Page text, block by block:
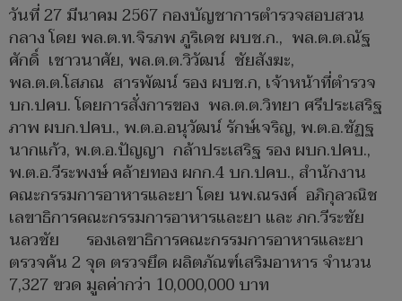
วันที่ 27 มีนาคม 2567 กองบัญชาการตำรวจสอบสวน
กลาง โดย พล.ต.ท.จิรภพ ภูริเดช ผบช.ก., พล.ต.ต.ณัฐ
ศักดิ์ เชาวนาศัย, พล.ต.ต.วิวัฒน์ ชัยสังฆะ,
พล.ต.ต.โสภณ สารพัฒน์ รอง ผบช.ก, เจ้าหน้าที่ตำรวจ
บก.ปคบ. โดยการสั่งการของ พล.ต.ต.วิทยา ศรีประเสริฐ
ภาพ ผบก.ปคบ., พ.ต.อ.อนุวัฒน์ รักษ์เจริญ, พ.ต.อ.ชัฏฐ
นากแก้ว, พ.ต.อ.ปัญญา กล้าประเสริฐ รอง ผบก.ปคบ.,
พ.ต.อ.วีระพงษ์ คล้ายทอง ผกก.4 บก.ปคบ., สำนักงาน
คณะกรรมการอาหารและยา โดย นพ.ณรงค์ อภิกุลวณิช
เลขาธิการคณะกรรมการอาหารและยา และ ภก.วีระชัย
นลวชัย รองเลขาธิการคณะกรรมการอาหารและยา
ตรวจค้น 2 จุด ตรวจยึด ผลิตภัณฑ์เสริมอาหาร จำนวน
7,327 ขวด มูลค่ากว่า 10,000,000 บาท